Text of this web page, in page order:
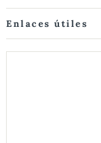
Enlaces útiles